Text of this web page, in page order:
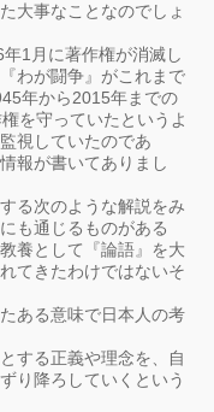
大事なことなのでしょ
1月に著作権が消滅し
わが闘争』がこれまで
年から2015年までの
を守っていたというよ
視していたのであ
報が書いてありまし
る次のような解説をみ
も通じるものがある
養として『論語』を大
てきたわけではないそ
ある意味で日本人の考
する正義や理念を、自
り降ろしていくという